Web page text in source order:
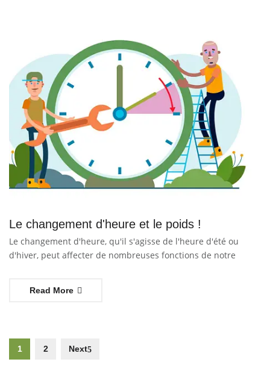
Le changement d'heure et le poids !
Le changement d'heure, qu'il s'agisse de l'heure d'été ou
d'hiver, peut affecter de nombreuses fonctions de notre
Read More
1 2 Next